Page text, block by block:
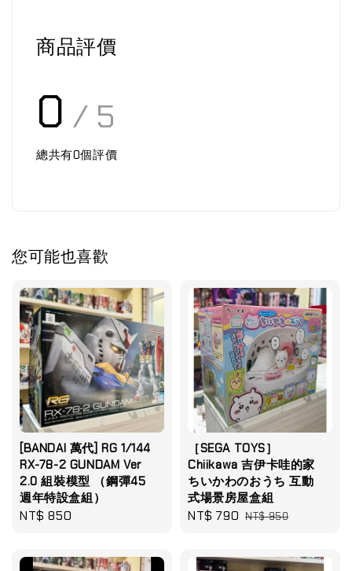
商品評價
0 / 5
總共有0個評價
您可能也喜歡
[BANDAI 萬代] RG 1/144
RX-78-2 GUNDAM Ver
2.0 組裝模型 （鋼彈45
週年特設盒組）
Regular
NT$ 850
［SEGA TOYS］
Chiikawa 吉伊卡哇的家
ちいかわのおうち 互動
式場景房屋盒組
Sale
NT$ 790 Regular
NT$ 950